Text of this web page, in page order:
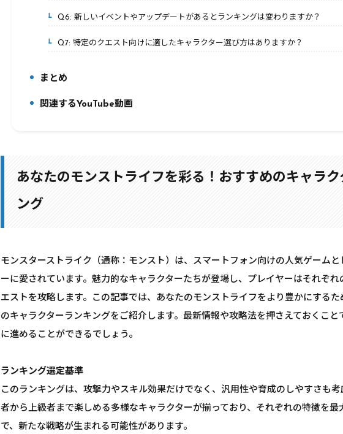
5-6.Q6: 新しいイベントやアップデートがあるとランキングは変わりますか？
5-7.Q7: 特定のクエスト向けに適したキャラクター選び方はありますか？
6.
まとめ
7.
関連するYouTube動画
あなたのモンストライフを彩る！おすすめのキャラク
ング
モンスターストライク（通称：モンスト）は、スマートフォン向けの人気ゲームと
ーに愛されています。魅力的なキャラクターたちが登場し、プレイヤーはそれぞれ
エストを攻略します。この記事では、あなたのモンストライフをより豊かにするた
のキャラクターランキングをご紹介します。最新情報や攻略法を押さえておくこと
に進めることができるでしょう。
ランキング選定基準
このランキングは、攻撃力やスキル効果だけでなく、汎用性や育成のしやすさも
者から上級者まで楽しめる多様なキャラクターが揃っており、それぞれの特徴を最
で、新たな戦略が生まれる可能性があります。